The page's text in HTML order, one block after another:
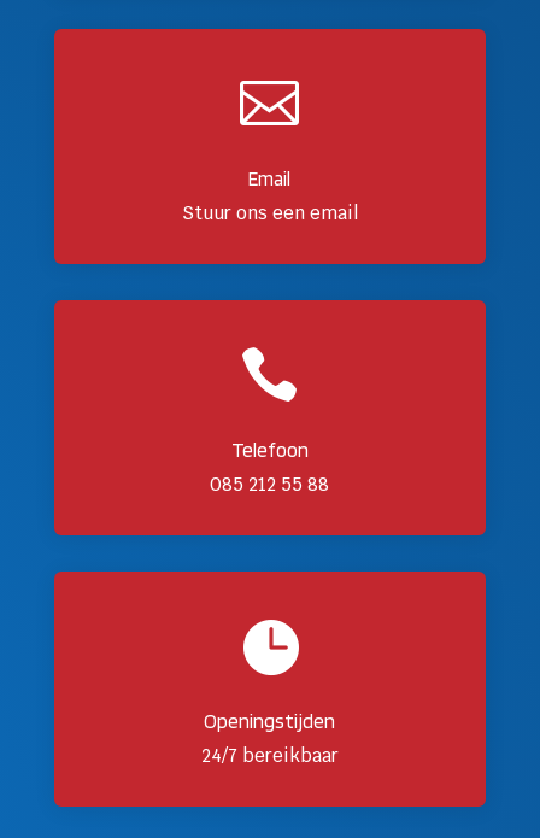

Email
Stuur ons een email

Telefoon
085 212 55 88

Openingstijden
24/7 bereikbaar